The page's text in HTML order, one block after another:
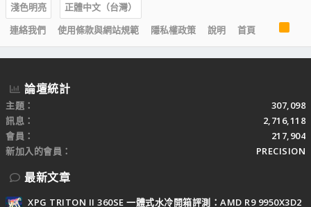
淺色明亮
正體中文（台灣）
連絡我們
使用條款與網站規範 隱私權政策 說明 首頁
S
論壇統計
主題
307,098
訊息
2,716,118
會員
217,904
新加入的會員
PRECISION
最新文章
XPG TRITON II 360SE 一體式水冷開箱評測：AMD R9 9950X3D2